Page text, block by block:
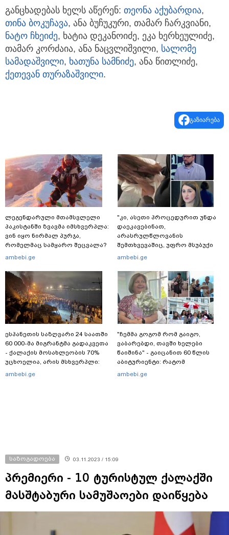
განცხადებას ხელს აწერენ: თეონა აქუბარდია,
თინა ბოკუჩავა, ანა ბუჩუკური, თამარ ჩარკვიანი,
ნატო ჩხეიძე, ხატია დეკანოიძე, ეკა ხერხეულიძე,
თამარ კორძაია, ანა ნაცვლიშვილი, სალომე
სამადაშვილი, ხათუნა სამნიძე, ანა წითლიძე,
ქეთევან თურაზაშვილი.
გაზიარება
ლეგენდარული მთამსვლელი
პაკისტანში ზვავმა იმსხვერპლა:
ვინ იყო ნირმალ პურჯა,
რომელმაც სამყარო შეცვალა?
ambebi.ge
ესპანეთის საზღვარი 24 საათში
60 000-მა მიგრანტმა გადაკვეთა
- ქალაქის მოსახლეობის 70%
უცხოელია, არის მსხვერპლი:
ბოლო ცნობები სეუტადან,
ambebi.ge
"კი, ასეთი პროცედურით უნდა
დაეკავებინათ,
არასრულწლოვანის
შემთხვევაშიც, უფრო მსუბუქი
ვარიანტი ძნელი
რატომ აღსრულდა განჩინება
ღამე" - იურისტები
ambebi.ge
"ჩემმა გოგომ რომ გაიგო,
ვაბარებდი, თავში ხელები
წაიშინა" - გაიცანით 60 წლის
აბიტურიენტი: რატომ
გადაწყვიტა ბაგრატიონთა
ambebi.ge
საზოგადოება 03.11.2023 / 15:09
პრემიერი - 10 ტურისტულ ქალაქში
მასშტაბური სამუშაოები დაიწყება